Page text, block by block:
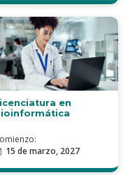
en
15 de marzo, 2027